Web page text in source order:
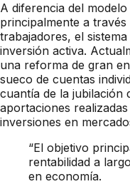
A diferencia del
principalmente a
trabajadores, el
inversión activa.
una reforma de gran
sueco de cuentas
cuantía de la jubilación
aportaciones
inversiones en
“El objetivo
rentabilidad a
en economía.